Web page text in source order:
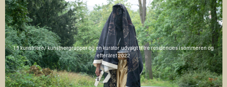
13 kunstnere/ kunstnergrupper og en kurator udvalgt til tre residencies i sommeren og
efteråret 2022